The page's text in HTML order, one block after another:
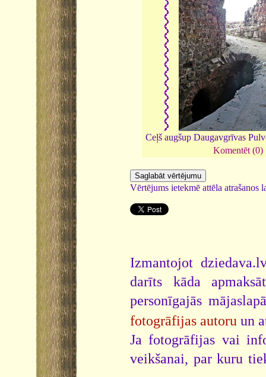
Ceļš augšup Daugavgrīvas
Komentēt (0)
Vērtējums ietekmē attēla atrašanos
Izmantojot
darīts kāda
personīgajās
fotogrāfijas autoru un
Ja fotogrāfijas vai
veikšanai, par kuru